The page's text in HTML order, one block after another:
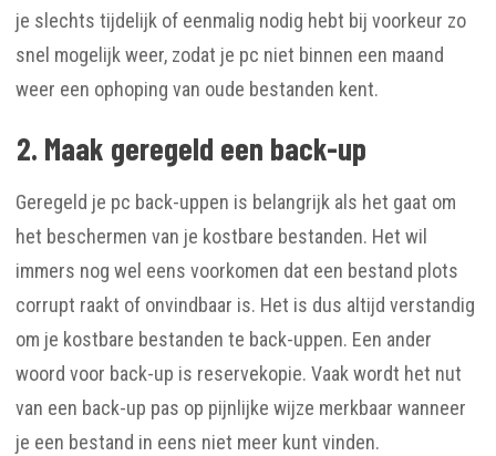
je slechts tijdelijk of eenmalig nodig hebt bij voorkeur zo
snel mogelijk weer, zodat je pc niet binnen een maand
weer een ophoping van oude bestanden kent.
2. Maak geregeld een back-up
Geregeld je pc back-uppen is belangrijk als het gaat om
het beschermen van je kostbare bestanden. Het wil
immers nog wel eens voorkomen dat een bestand plots
corrupt raakt of onvindbaar is. Het is dus altijd verstandig
om je kostbare bestanden te back-uppen. Een ander
woord voor back-up is reservekopie. Vaak wordt het nut
van een back-up pas op pijnlijke wijze merkbaar wanneer
je een bestand in eens niet meer kunt vinden.